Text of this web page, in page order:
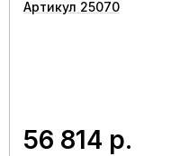
Артикул 25070
56 814 р.